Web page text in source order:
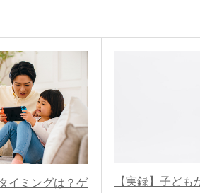
イミングは？ゲ
【実録】子ども